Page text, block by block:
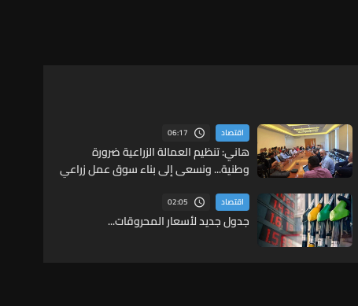
اقتصاد 06:17
هاني: تنظيم العمالة الزراعية ضرورة
وطنية... ونسعى إلى بناء سوق عمل زراعي
اقتصاد 02:05
جدول جديد لأسعار المحروقات...